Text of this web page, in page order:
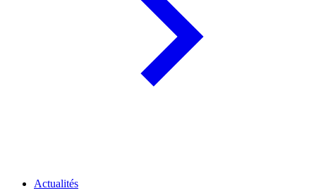
Actualités